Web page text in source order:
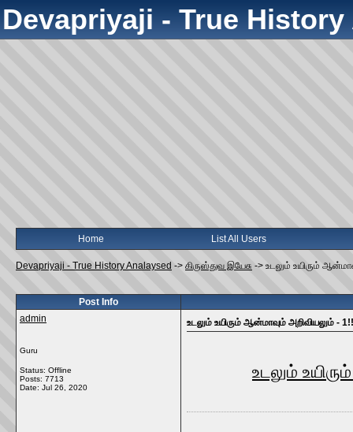
Devapriyaji - True
Home List All Users
Devapriyaji - True History Analaysed -> கிருஸ்துவ இயேசு -> உடலும் உயிரும்
Post Info
admin
Guru
Status: Offline
Posts: 7713
Date: Jul 26, 2020
உடலும் உயிரும் ஆன்மாவும் அறிவியலும் -
உடலும்